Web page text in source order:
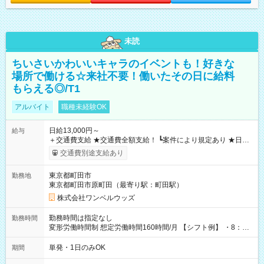
未読
ちいさいかわいいキャラのイベントも！好きな
場所で働ける☆来社不要！働いたその日に給料
もらえる◎/T1
アルバイト 職種未経験OK
給与
日給13,000円～
＋交通費支給 ★交通費全額支給！ ┗案件により規定あり ★日払
いOK！（規定あり） ┗働いたその日に現金GET♪ お仕事後はコ
ンビニATMから 日払い分を引き落とせます！ 【試用期間】試
交通費別途支給あり
勤務地
東京都町田市
東京都町田市原町田（最寄り駅：町田駅）
株式会社ワンベルウッズ
勤務時間
勤務時間は指定なし
変形労働時間制 想定労働時間160時間/月 【シフト例】 ・8：00
～21：00
期間 単発・1日のみOK